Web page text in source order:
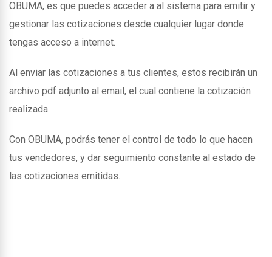
OBUMA, es que puedes acceder a al sistema para emitir y
gestionar las cotizaciones desde cualquier lugar donde
tengas acceso a internet.
Al enviar las cotizaciones a tus clientes, estos recibirán un
archivo pdf adjunto al email, el cual contiene la cotización
realizada.
Con OBUMA, podrás tener el control de todo lo que hacen
tus vendedores, y dar seguimiento constante al estado de
las cotizaciones emitidas.